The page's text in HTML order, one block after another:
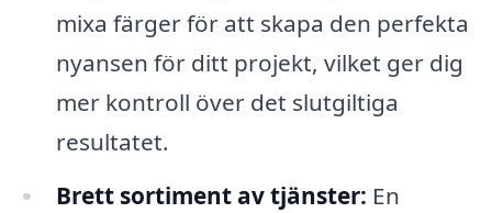
mixa färger för att skapa den perfekta
nyansen för ditt projekt, vilket ger dig
mer kontroll över det slutgiltiga
resultatet.
Brett sortiment av tjänster: En